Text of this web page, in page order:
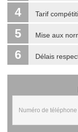
4 Tarif
5 Mise aux
6 Délais